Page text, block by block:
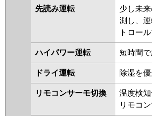
ZRMP80SK2
PCZ-ZRMP80SHZ
ZRMP80SKZ
PCZ-ZRMP80SHY
ZRMP80SKLY
PCZ-ZRMP80SHV
ZRMP80SKLV
PCZ-
ZRMP80SKR
先読み運転
少し未
測し、
トロー
ハイパワー運転 短時間で
ドライ運転 除湿を優
リモコンサーモ切換
温度検
リモコ